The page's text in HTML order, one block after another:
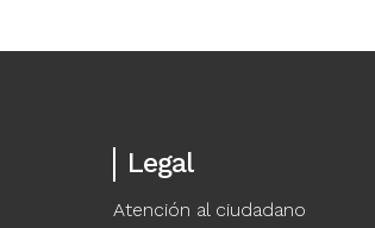
Legal
Atención al ciudadano